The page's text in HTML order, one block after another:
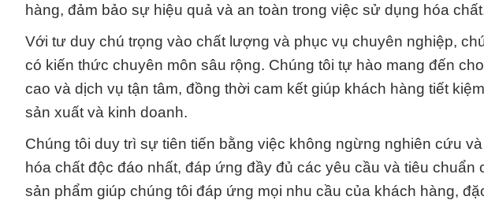
hàng, đảm bảo sự hiệu quả và an toàn trong việc sử dụng hóa
Với tư duy chú trọng vào chất lượng và phục vụ chuyên nghiệp,
có kiến thức chuyên môn sâu rộng. Chúng tôi tự hào mang đến
cao và dịch vụ tận tâm, đồng thời cam kết giúp khách hàng tiết
sản xuất và kinh doanh.
Chúng tôi duy trì sự tiên tiến bằng việc không ngừng nghiên cứu
hóa chất độc đáo nhất, đáp ứng đầy đủ các yêu cầu và tiêu
sản phẩm giúp chúng tôi đáp ứng mọi nhu cầu của khách hàng,